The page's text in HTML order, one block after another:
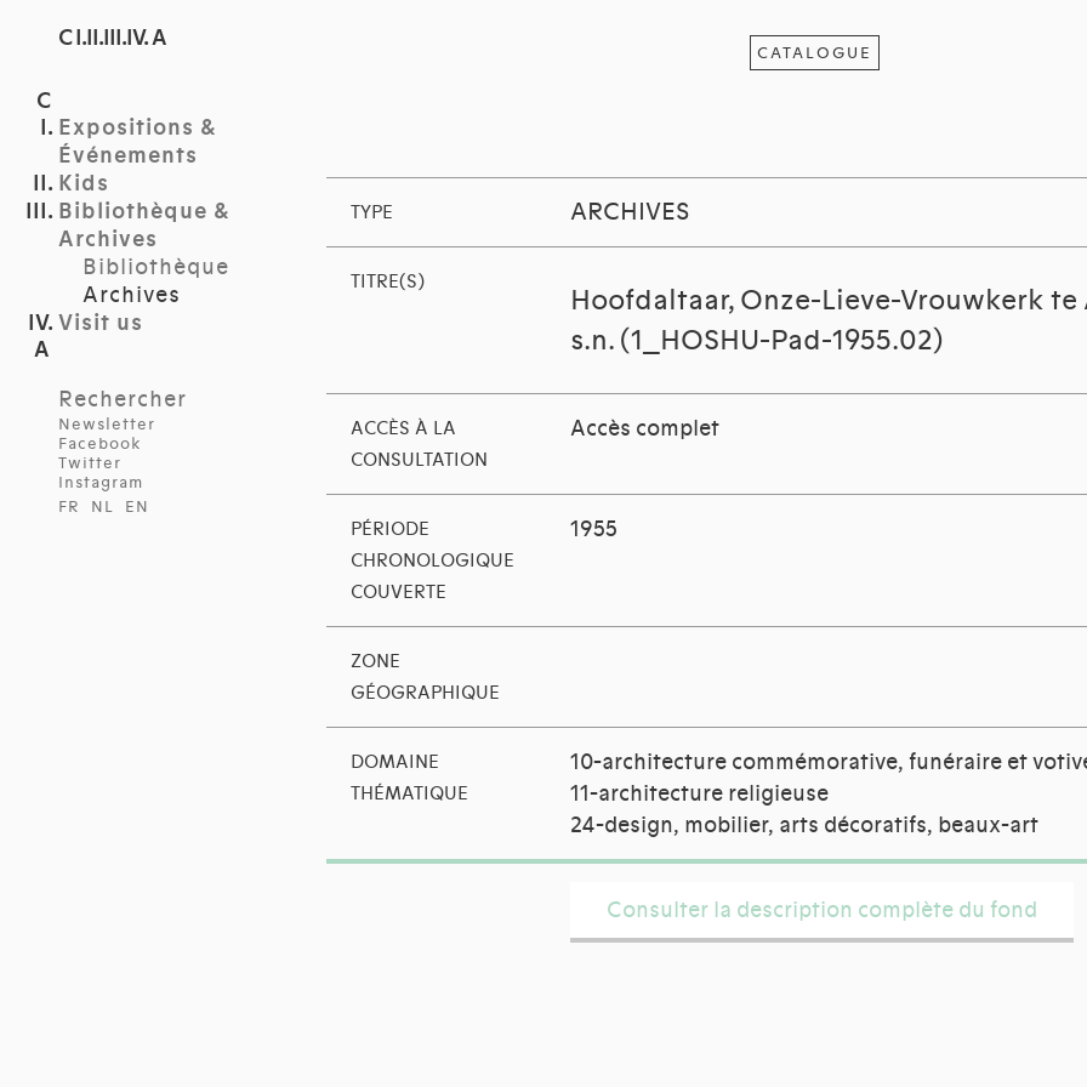
C I.II.III.IV. A
Expositions &
Événements
Kids
Bibliothèque &
Archives
Bibliothèque
Archives
Visit us
Rechercher
Newsletter
Facebook
Twitter
Instagram
FR
NL EN
CATALOGUE
TYPE ARCHIVES
TITRE(S)
Hoofdaltaar, Onze-Lieve-Vrouwkerk
s.n. (1_HOSHU-Pad-1955.02)
ACCÈS À LA
CONSULTATION
Accès complet
PÉRIODE
CHRONOLOGIQUE
COUVERTE
1955
ZONE
GÉOGRAPHIQUE
DOMAINE
THÉMATIQUE
10-architecture commémorative, funéraire et
11-architecture religieuse
24-design, mobilier, arts décoratifs, beaux-art
Consulter la description complète du fond